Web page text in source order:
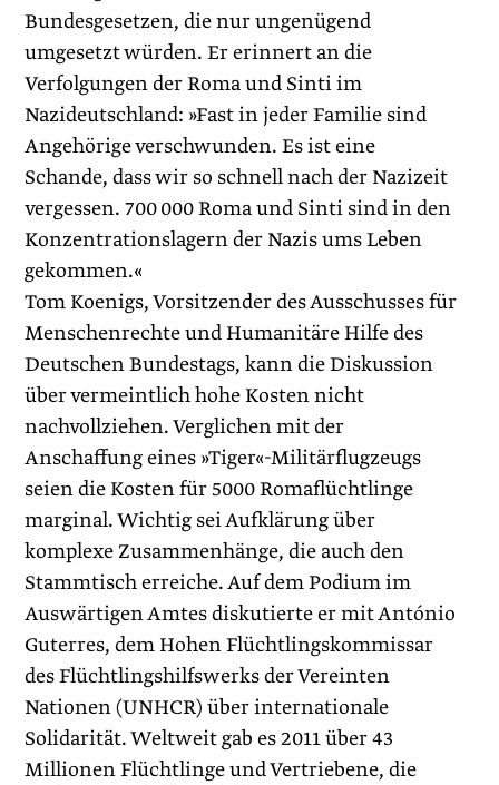
Bundesgesetzen, die nur ungenügend
umgesetzt würden. Er erinnert an die
Verfolgungen der Roma und Sinti im
Nazideutschland: »Fast in jeder Familie sind
Angehörige verschwunden. Es ist eine
Schande, dass wir so schnell nach der Nazizeit
vergessen. 700 000 Roma und Sinti sind in den
Konzentrationslagern der Nazis ums Leben
gekommen.«
Tom Koenigs, Vorsitzender des Ausschusses für
Menschenrechte und Humanitäre Hilfe des
Deutschen Bundestags, kann die Diskussion
über vermeintlich hohe Kosten nicht
nachvollziehen. Verglichen mit der
Anschaffung eines »Tiger«-Militärflugzeugs
seien die Kosten für 5000 Romaflüchtlinge
marginal. Wichtig sei Aufklärung über
komplexe Zusammenhänge, die auch den
Stammtisch erreiche. Auf dem Podium im
Auswärtigen Amtes diskutierte er mit António
Guterres, dem Hohen Flüchtlingskommissar
des Flüchtlingshilfswerks der Vereinten
Nationen (UNHCR) über internationale
Solidarität. Weltweit gab es 2011 über 43
Millionen Flüchtlinge und Vertriebene, die